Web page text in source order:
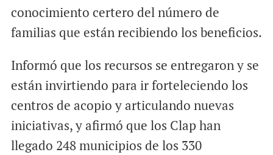
conocimiento certero del número de
familias que están recibiendo los beneficios.
Informó que los recursos se entregaron y se
están invirtiendo para ir forteleciendo los
centros de acopio y articulando nuevas
iniciativas, y afirmó que los Clap han
llegado 248 municipios de los 330